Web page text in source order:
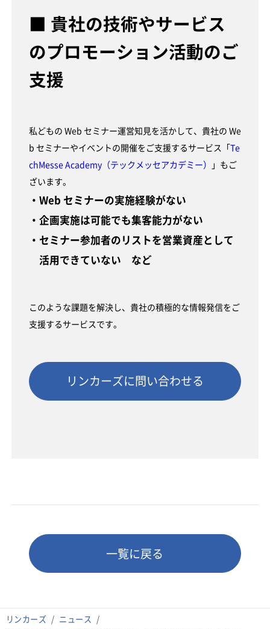
リンカーズ
ニュース
■ 貴社の技術やサービス
のプロモーション活動のご
支援
私どもの Web セミナー運営知見を活かして、貴社の We
b セミナーやイベントの開催をご支援するサービス「 Te
chMesse Academy（テックメッセアカデミー）
」もご
ざいます。
・Web セミナーの実施経験がない
・企画実施は可能でも集客能力がない
・セミナー参加者のリストを営業資産として
活用できていない など
このような課題を解決し、貴社の積極的な情報発信をご
支援するサービスです。
リンカーズに問い合わせる
一覧に戻る